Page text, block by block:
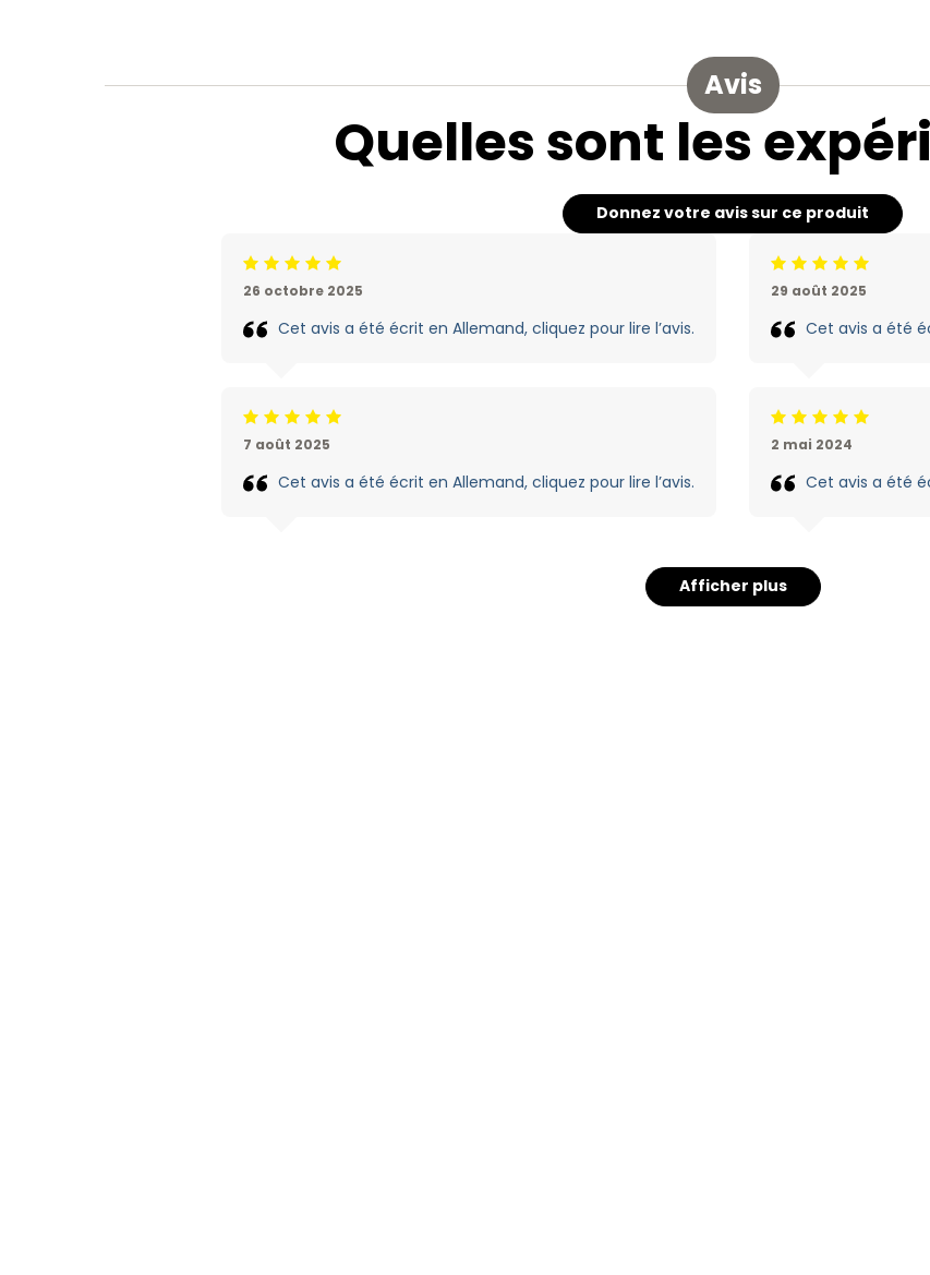
Avis
Quelles sont les
Donnez votre avis sur ce produit
Jugement:5 /5
26 octobre 2025
Cet avis a été écrit en Allemand, cliquez pour lire l’avis.
Jugement:5 /5
7 août 2025
Cet avis a été écrit en Allemand, cliquez pour lire l’avis.
Jugement:5 /5
29 août 2025
Cet avis a été
Jugement:5 /5
2 mai 2024
Cet avis a été
Afficher plus